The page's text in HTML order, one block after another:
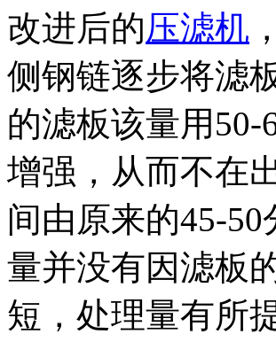
改进后的压滤机
侧钢链逐步将滤
的滤板该量用
增强，从而不在
间由原来的45-
量并没有因滤板
短，处理量有所